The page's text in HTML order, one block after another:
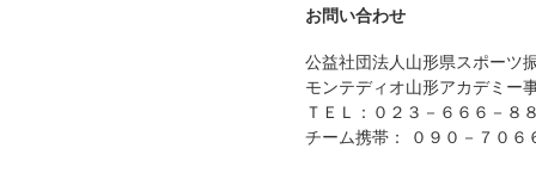
お問い合わせ
公益社団法人山形県スポーツ
モンテディオ山形アカデミー
ＴＥＬ：０２３－６６６－８
チーム携帯： ０９０－７０６